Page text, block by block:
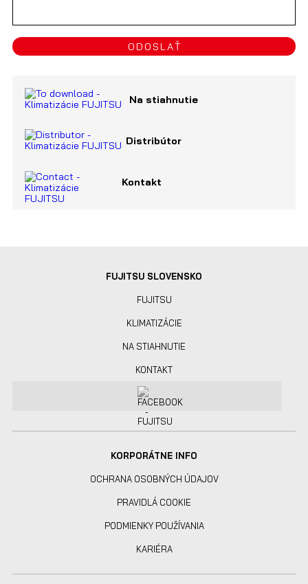
ODOSLAŤ
Na stiahnutie
Distribútor
Kontakt
FUJITSU SLOVENSKO
FUJITSU
KLIMATIZÁCIE
NA STIAHNUTIE
KONTAKT
KORPORÁTNE INFO
OCHRANA OSOBNÝCH ÚDAJOV
PRAVIDLÁ COOKIE
PODMIENKY POUŽÍVANIA
KARIÉRA